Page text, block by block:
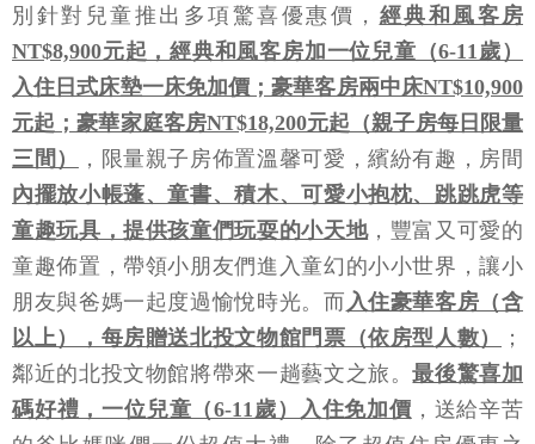
別針對兒童推出多項驚喜優惠價， 經典和風客房
NT$8,900元起，經典和風客房加一位兒童（6-11歲）
入住日式床墊一床免加價；豪華客房兩中床NT$10,900
元起；豪華家庭客房NT$18,200元起（親子房每日限量
三間）
，限量親子房佈置溫馨可愛，繽紛有趣，房間
內擺放小帳蓬、童書、積木、可愛小抱枕、跳跳虎等
童趣玩具，提供孩童們玩耍的小天地，豐富又可愛的
童趣佈置，帶領小朋友們進入童幻的小小世界，讓小
朋友與爸媽一起度過愉悅時光。而 入住豪華客房（含
以上），每房贈送北投文物館門票（依房型人數）
；
鄰近的北投文物館將帶來一趟藝文之旅。最後驚喜加
碼好禮，一位兒童（6-11歲）入住免加價 ，送給辛苦